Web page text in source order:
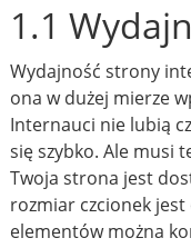
1.1
Wydajność strony
ona w dużej mierze
Internauci nie lubią
się szybko. Ale musi
Twoja strona jest
rozmiar czcionek
elementów można